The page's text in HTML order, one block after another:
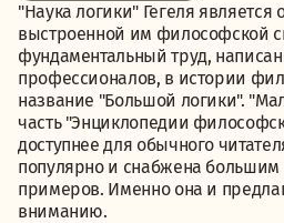
"Наука логики" Гегеля является
выстроенной им философской
фундаментальный труд,
профессионалов, в истории
название "Большой логики".
часть "Энциклопедии
доступнее для обычного
популярно и снабжена большим
примеров. Именно она и
вниманию.